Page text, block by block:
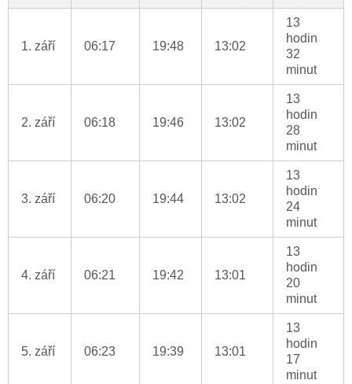
1. září 06:17 19:48 13:02
13
hodin
32
minut
2. září 06:18 19:46 13:02
13
hodin
28
minut
3. září 06:20 19:44 13:02
13
hodin
24
minut
4. září 06:21 19:42 13:01
13
hodin
20
minut
5. září 06:23 19:39 13:01
13
hodin
17
minut